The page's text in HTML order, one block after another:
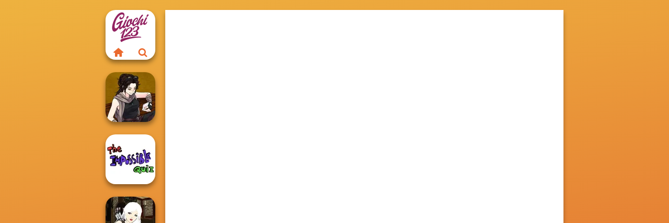
Manga Creator
Star Wars: Page...
The Impossible